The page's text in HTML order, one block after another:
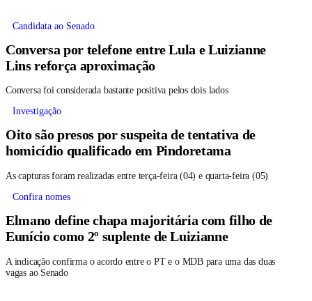
Candidata ao Senado
Conversa por telefone entre Lula e Luizianne
Lins reforça aproximação
Conversa foi considerada bastante positiva pelos dois lados
Investigação
Oito são presos por suspeita de tentativa de
homicídio qualificado em Pindoretama
As capturas foram realizadas entre terça-feira (04) e quarta-feira (05)
Confira nomes
Elmano define chapa majoritária com filho de
Eunício como 2º suplente de Luizianne
A indicação confirma o acordo entre o PT e o MDB para uma das duas
vagas ao Senado